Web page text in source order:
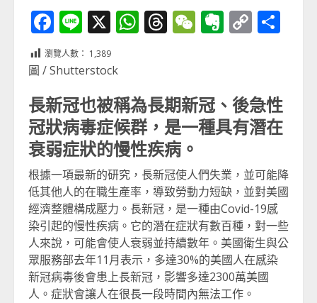
Facebook
Line
X WhatsApp
Threads
WeChat
Evernote
Copy
瀏覽人數： 1,389
圖 / Shutterstock
長新冠也被稱為長期新冠、後急性
冠狀病毒症候群，是一種具有潛在
衰弱症狀的慢性疾病。
根據一項最新的研究，長新冠使人們失業，並可能降
低其他人的在職生產率，導致勞動力短缺，並對美國
經濟整體構成壓力。長新冠，是一種由Covid-19感
染引起的慢性疾病。它的潛在症狀有數百種，對一些
人來說，可能會使人衰弱並持續數年。美國衛生與公
眾服務部去年11月表示，多達30%的美國人在感染
新冠病毒後會患上長新冠，影響多達2300萬美國
人。症狀會讓人在很長一段時間內無法工作。